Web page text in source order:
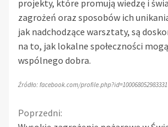
projekty, które promują wiedzę i
zagrożeń oraz sposobów ich
jak nadchodzące warsztaty, są
na to, jak lokalne społeczności
wspólnego dobra.
Źródło: facebook.com/profile.php?id=100068052983331
Continue
Poprzedni: